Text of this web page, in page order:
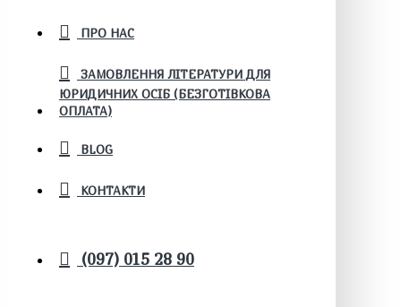
ПРО НАС
ЗАМОВЛЕННЯ ЛІТЕРАТУРИ ДЛЯ
ЮРИДИЧНИХ ОСІБ (БЕЗГОТІВКОВА
ОПЛАТА)
BLOG
КОНТАКТИ
(097) 015 28 90